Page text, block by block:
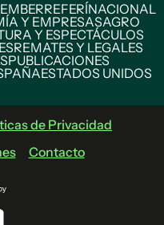
REFERÍNACIONAL
Y EMPRESASAGRO
Y ESPECTÁCULOS
REMATES Y LEGALES
PUBLICACIONES
ESTADOS UNIDOS
de Privacidad
Contacto